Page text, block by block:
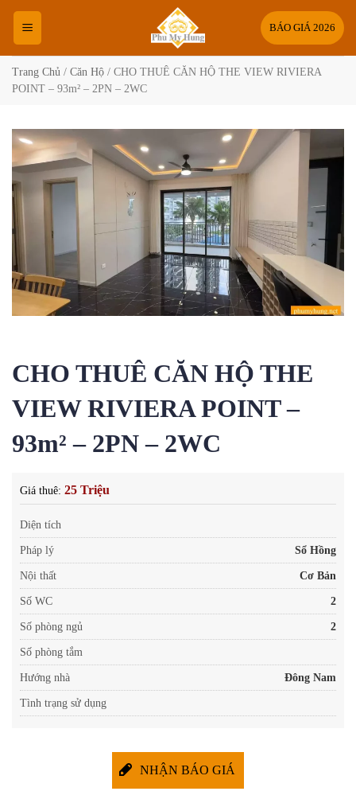
Bỏ
nội
dung
BÁO GIÁ 2026
Trang Chủ / Căn Hộ / CHO THUÊ CĂN HỘ THE VIEW RIVIERA
POINT – 93m² – 2PN – 2WC
CHO THUÊ CĂN HỘ THE
VIEW RIVIERA POINT –
93m² – 2PN – 2WC
Giá thuê: 25 Triệu
Diện tích
Pháp lý Sổ Hồng
Nội thất Cơ Bản
Số WC 2
Số phòng ngủ 2
Số phòng tắm
Hướng nhà Đông Nam
Tình trạng sử dụng
NHẬN BÁO GIÁ